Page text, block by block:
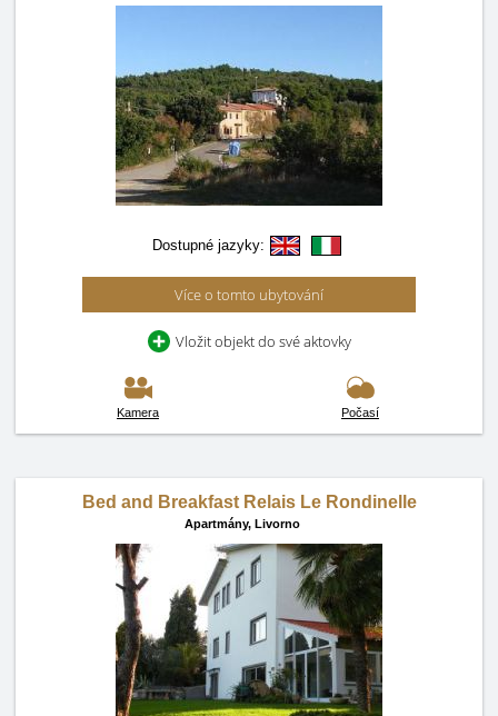
Dostupné jazyky:
Více o tomto ubytování
Vložit objekt do své aktovky
Kamera Počasí
Bed and Breakfast Relais Le Rondinelle
Apartmány, Livorno